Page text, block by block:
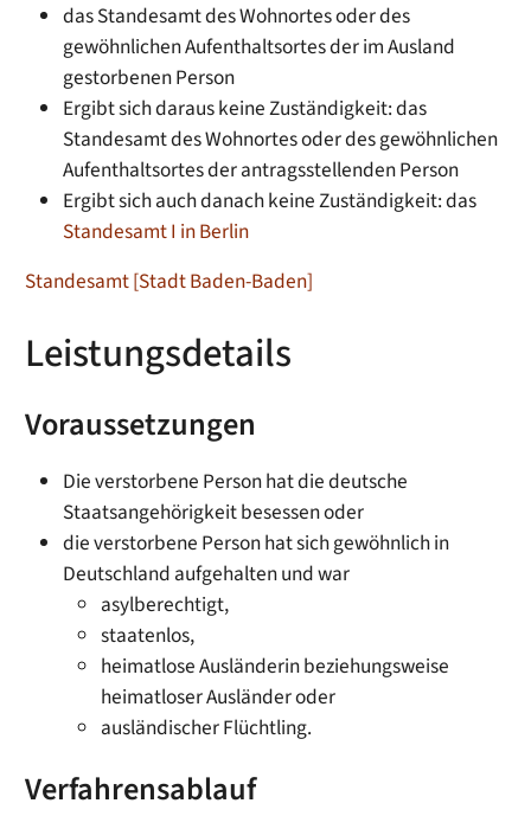
das Standesamt des Wohnortes oder des
gewöhnlichen Aufenthaltsortes der im Ausland
gestorbenen Person
Ergibt sich daraus keine Zuständigkeit: das
Standesamt des Wohnortes oder des gewöhnlichen
Aufenthaltsortes der antragsstellenden Person
Ergibt sich auch danach keine Zuständigkeit: das
Standesamt I in Berlin
Standesamt [Stadt Baden-Baden]
Leistungsdetails
Voraussetzungen
Die verstorbene Person hat die deutsche
Staatsangehörigkeit besessen oder
die verstorbene Person hat sich gewöhnlich in
Deutschland aufgehalten und war
asylberechtigt,
staatenlos,
heimatlose Ausländerin beziehungsweise
heimatloser Ausländer oder
ausländischer Flüchtling.
Verfahrensablauf